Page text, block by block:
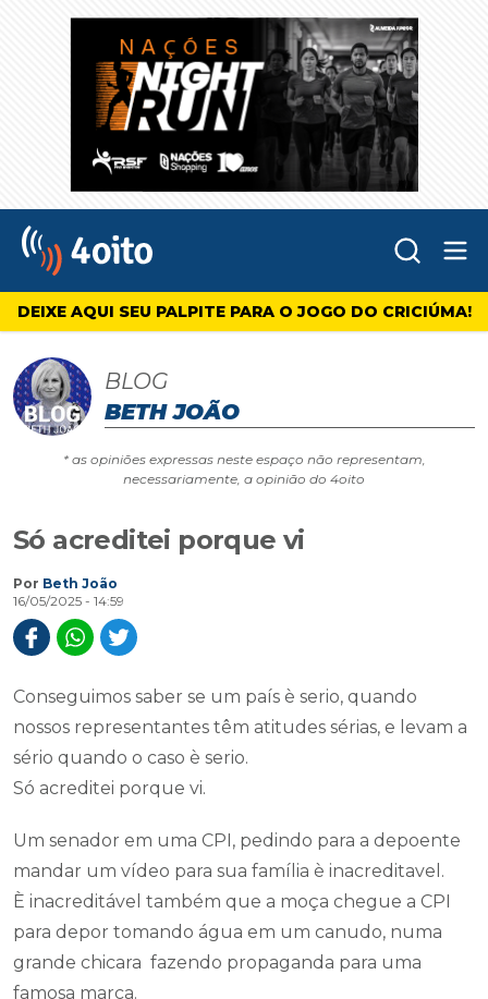
4oito
DEIXE AQUI SEU PALPITE PARA O JOGO DO CRICIÚMA!
BLOG
BETH JOÃO
* as opiniões expressas neste espaço não representam,
necessariamente, a opinião do 4oito
Só acreditei porque vi
Por Beth João
16/05/2025 - 14:59
Conseguimos saber se um país è serio, quando
nossos representantes têm atitudes sérias, e levam a
sério quando o caso è serio.
Só acreditei porque vi.
Um senador em uma CPI, pedindo para a depoente
mandar um vídeo para sua família è inacreditavel.
È inacreditável também que a moça chegue a CPI
para depor tomando água em um canudo, numa
grande chicara fazendo propaganda para uma
famosa marca.